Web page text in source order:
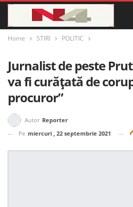
Home STIRI POLITIC
Jurnalist de peste
va fi curățată de
procuror”
Autor Reporter
Pe miercuri , 22 septembrie 2021